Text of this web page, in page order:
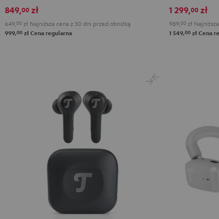
Night
Black
Pearl
White
Steel
Blue
849,00 zł
649, 00 zł Najniższa cena z 30 dni przed obniżką
999,00 zł Cena regularna
BlackGray
1 299,00 zł
989, 00 zł
1 549,00 zł Cena